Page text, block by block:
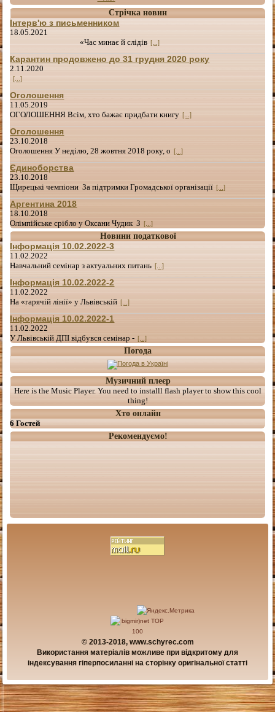
Стрічка новин
Інтерв'ю з письменником
18.05.2021
«Час минає й слідів [...]
Карантин продовжено до 31 грудня 2020 року
2.11.2020
[...]
Оголошення
11.05.2019
ОГОЛОШЕННЯ Всім, хто бажає придбати книгу [...]
Оголошення
23.10.2018
Оголошення У неділю, 28 жовтня 2018 року, о [...]
Єдиноборства
23.10.2018
Щирецькі чемпіони За підтримки Громадської організації [...]
Аргентина 2018
18.10.2018
Олімпійське срібло у Оксани Чудик З [...]
Новини податкової
Інформація 10.02.2022-3
11.02.2022
Навчальний семінар з актуальних питань [...]
Інформація 10.02.2022-2
11.02.2022
На «гарячій лінії» у Львівській [...]
Інформація 10.02.2022-1
11.02.2022
У Львівській ДПІ відбувся семінар - [...]
Погода
Музичний плеєр
Here is the Music Player. You need to installl flash player to show this cool
thing!
Хто онлайн
6 Гостей
Рекомендуємо!
© 2013-2018, www.schyrec.com
Використання матеріалів можливе при відкритому для
індексування гіперпосиланні на сторінку оригінальної статті